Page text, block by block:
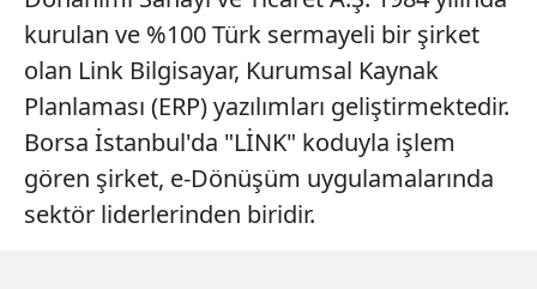
kurulan ve %100 Türk sermayeli bir şirket
olan Link Bilgisayar, Kurumsal Kaynak
Planlaması (ERP) yazılımları geliştirmektedir.
Borsa İstanbul'da "LİNK" koduyla işlem
gören şirket, e-Dönüşüm uygulamalarında
sektör liderlerinden biridir.